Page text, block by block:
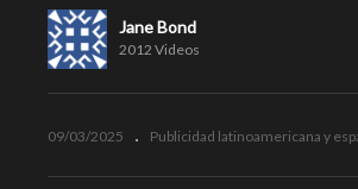
Jane Bond
2012 Videos
09/03/2025 Publicidad latinoamericana y